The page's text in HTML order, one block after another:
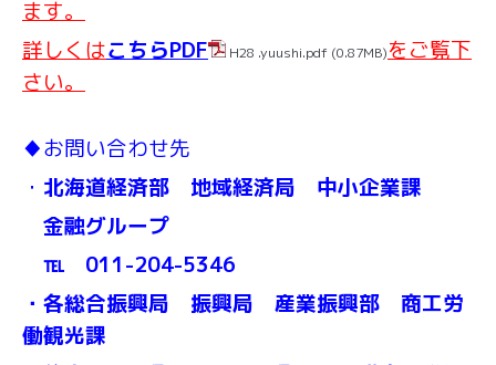
ます。
詳しくはこちらPDF H28 .yuushi.pdf (0.87MB)をご覧下
さい。
♦お問い合わせ先
・ 北海道経済部 地域経済局 中小企業課
金融グループ
℡ 011-204-5346
・各総合振興局 振興局 産業振興部 商工労
働観光課